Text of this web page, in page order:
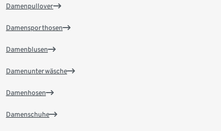
Damenpullover
Damensporthosen
Damenblusen
Damenunterwäsche
Damenhosen
Damenschuhe